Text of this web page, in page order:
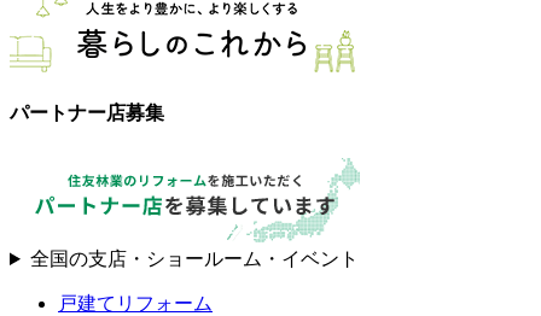
パートナー店募集
全国の支店・ショールーム・イベント
戸建てリフォーム